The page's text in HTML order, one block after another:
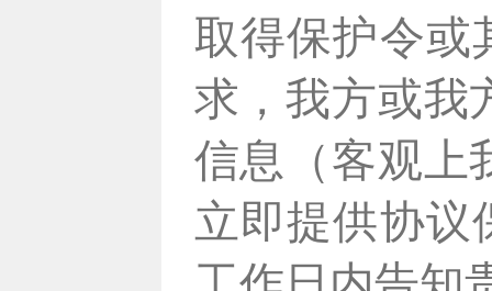
取得保护令或
求，我方或我
信息（客观上
立即提供协议